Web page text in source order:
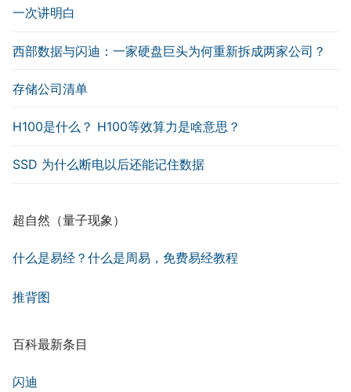
一次讲明白
西部数据与闪迪：一家硬盘巨头为何重新拆成两家公司？
存储公司清单
H100是什么？ H100等效算力是啥意思？
SSD 为什么断电以后还能记住数据
超自然（量子现象）
什么是易经？什么是周易，免费易经教程
推背图
百科最新条目
闪迪